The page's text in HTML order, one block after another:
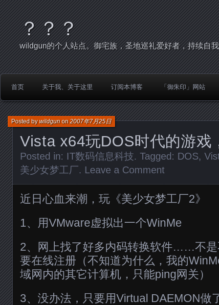
？？？
wildgun的个人站点。御宅族，圣地巡礼爱好者，持续自
首页 关于我、关于这里 订阅本博客 「御朱印」网站
Vista x64玩DOS时代的游戏
Posted bywildgunon2007年7月25日
Posted in: IT数码信息科技. Tagged: DOS,
美少女梦工厂. Leave a Comment
近日心血来潮，玩《美少女梦工厂2》
1、用VMware虚拟出一个WinMe
2、网上找了好多内码转换软件……不是
要在线注册（不知道为什么，我的
域网内的其它计算机，只能ping网关）
3、没办法，只要用Virtual DAEMON做